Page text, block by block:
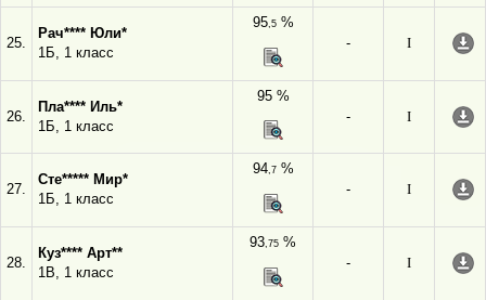
25.
Рач**** Юли*
1Б, 1 класс
95,5%
-
I
26.
Пла**** Иль*
1Б, 1 класс
95 %
-
I
27.
Сте***** Мир*
1Б, 1 класс
94,7%
-
I
28.
Куз**** Арт**
1В, 1 класс
93,75 %
-
I